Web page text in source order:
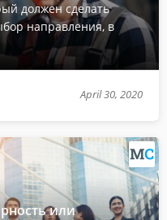
должен сделать
направления, в
April 30, 2020
или